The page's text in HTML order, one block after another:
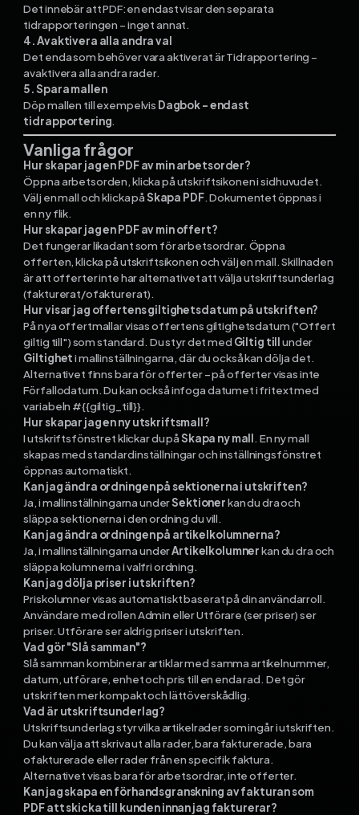
Det innebär att PDF:en endast visar den separata
tidrapporteringen – inget annat.
4. Avaktivera alla andra val
Det enda som behöver vara aktiverat är Tidrapportering –
avaktivera alla andra rader.
5. Spara mallen
Döp mallen till exempelvis Dagbok – endast
tidrapportering.
Vanliga frågor
Hur skapar jag en PDF av min arbetsorder?
Öppna arbetsorden, klicka på utskriftsikonen i sidhuvudet.
Välj en mall och klicka påSkapa PDF. Dokumentet öppnas i
en ny flik.
Hur skapar jag en PDF av min offert?
Det fungerar likadant som för arbetsordrar. Öppna
offerten, klicka på utskriftsikonen och välj en mall. Skillnaden
är att offerter inte har alternativet att välja utskriftsunderlag
(fakturerat/ofakturerat).
Hur visar jag offertens giltighetsdatum på utskriften?
På nya offertmallar visas offertens giltighetsdatum ("Offert
giltig till") som standard. Du styr det med Giltig tillunder
Giltigheti mallinställningarna, där du också kan dölja det.
Alternativet finns bara för offerter – på offerter visas inte
Förfallodatum. Du kan också infoga datumet i fritext med
variabeln #{{giltig_till}}.
Hur skapar jag en ny utskriftsmall?
I utskriftsfönstret klickar du påSkapa ny mall. En ny mall
skapas med standardinställningar och inställningsfönstret
öppnas automatiskt.
Kan jag ändra ordningen på sektionerna i utskriften?
Ja, i mallinställningarna underSektionerkan du dra och
släppa sektionerna i den ordning du vill.
Kan jag ändra ordningen på artikelkolumnerna?
Ja, i mallinställningarna underArtikelkolumnerkan du dra och
släppa kolumnerna i valfri ordning.
Kan jag dölja priser i utskriften?
Priskolumner visas automatiskt baserat på din användarroll.
Användare med rollen Admin eller Utförare (ser priser) ser
priser. Utförare ser aldrig priser i utskriften.
Vad gör "Slå samman"?
Slå samman kombinerar artiklar med samma artikelnummer,
datum, utförare, enhet och pris till en enda rad. Det gör
utskriften mer kompakt och lättöverskådlig.
Vad är utskriftsunderlag?
Utskriftsunderlag styr vilka artikelrader som ingår i utskriften.
Du kan välja att skriva ut alla rader, bara fakturerade, bara
ofakturerade eller rader från en specifik faktura.
Alternativet visas bara för arbetsordrar, inte offerter.
Kan jag skapa en förhandsgranskning av fakturan som
PDF att skicka till kunden innan jag fakturerar?